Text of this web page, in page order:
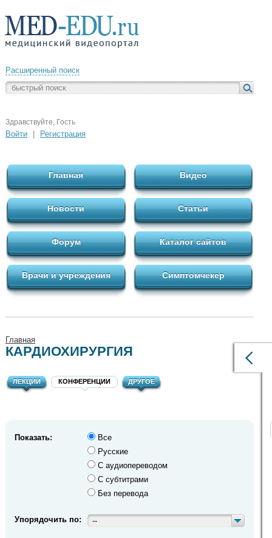
Расширенный поиск
Здравствуйте, Гость
Войти Регистрация
Главная Видео
Новости Статьи
Форум Каталог сайтов
Врачи и учреждения Симптомчекер
Главная
КАРДИОХИРУРГИЯ
ЛЕКЦИИ КОНФЕРЕНЦИИ ДРУГОЕ
Показать:
Все
Русские
С аудиопереводом
С субтитрами
Без перевода
Упорядочить по: --